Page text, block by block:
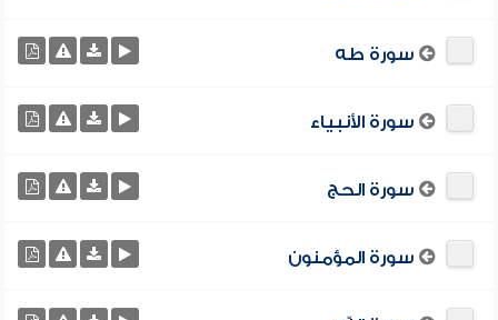
سورة طه
سورة الأنبياء
سورة الحج
سورة المؤمنون